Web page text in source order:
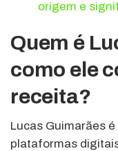
origem e
Quem é
como ele
receita?
Lucas Guimarães
plataformas